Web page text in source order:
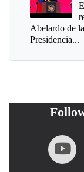
Abelardo de
Presidencia...